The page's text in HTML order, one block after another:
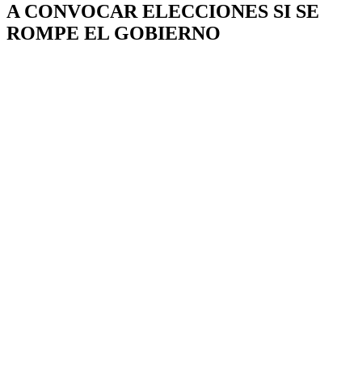
A CONVOCAR ELECCIONES SI SE
ROMPE EL GOBIERNO